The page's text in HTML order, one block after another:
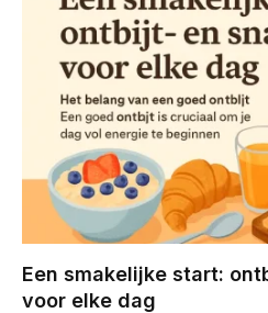
Een smakelijke start:
voor elke dag